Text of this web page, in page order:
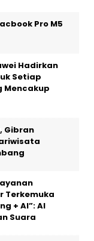
Pro M5
Hadirkan
Setiap
Mencakup
Gibran
Terkemuka
+ AI”: AI
Suara